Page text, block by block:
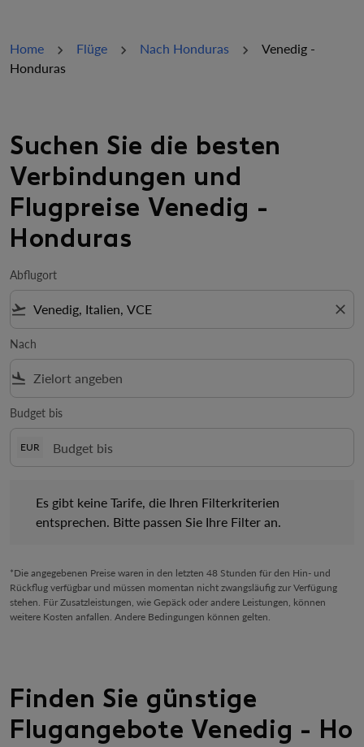
Home Flüge Nach Honduras
Venedig -
Honduras
Suchen Sie die besten
Verbindungen und
Flugpreise Venedig -
Honduras
Abflugort
flight_takeoff close
Nach
flight_land
Budget bis
EUR
Es gibt keine Tarife, die Ihren Filterkriterien
entsprechen. Bitte passen Sie Ihre Filter an.
*Die angegebenen Preise waren in den letzten 48 Stunden für den Hin- und
Rückflug verfügbar und müssen momentan nicht zwangsläufig zur Verfügung
stehen. Für Zusatzleistungen, wie Gepäck oder andere Leistungen, können
weitere Kosten anfallen. Andere Bedingungen können gelten.
Finden Sie günstige
Flugangebote Venedig -